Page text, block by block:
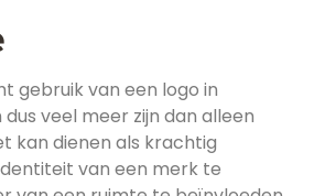
gebruik van een logo in
veel meer zijn dan alleen
kan dienen als krachtig
van een merk te